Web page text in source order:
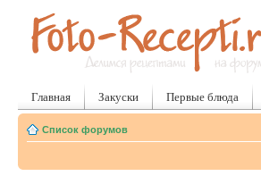
Главная Закуски Первые блюда
Список форумов